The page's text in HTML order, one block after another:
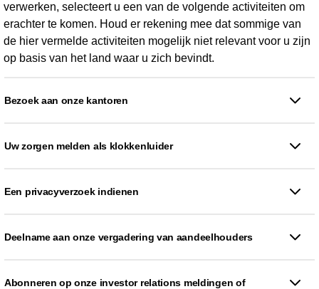
verwerken, selecteert u een van de volgende activiteiten om
erachter te komen. Houd er rekening mee dat sommige van
de hier vermelde activiteiten mogelijk niet relevant voor u zijn
op basis van het land waar u zich bevindt.
Bezoek aan onze kantoren
Uw zorgen melden als klokkenluider
Een privacyverzoek indienen
Deelname aan onze vergadering van aandeelhouders
Abonneren op onze investor relations meldingen of